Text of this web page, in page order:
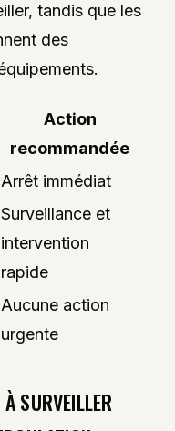
tandis que les
des
Action
recommandée
Arrêt immédiat
Surveillance et
intervention
rapide
Aucune action
urgente
SURVEILLER